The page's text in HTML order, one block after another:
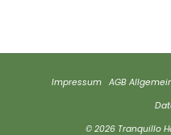
Impressum AGB
© 2026 Tranquillo